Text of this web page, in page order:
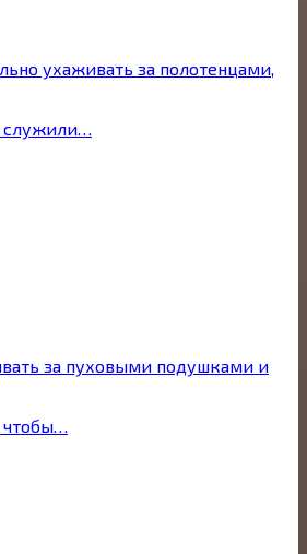
ухаживать за полотенцами,
служили…
за пуховыми подушками и